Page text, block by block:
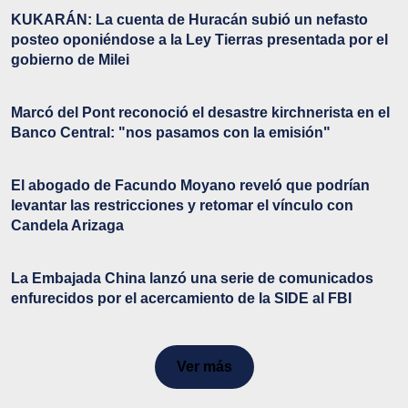
KUKARÁN: La cuenta de Huracán subió un nefasto
posteo oponiéndose a la Ley Tierras presentada por el
gobierno de Milei
Marcó del Pont reconoció el desastre kirchnerista en el
Banco Central: "nos pasamos con la emisión"
El abogado de Facundo Moyano reveló que podrían
levantar las restricciones y retomar el vínculo con
Candela Arizaga
La Embajada China lanzó una serie de comunicados
enfurecidos por el acercamiento de la SIDE al FBI
Ver más